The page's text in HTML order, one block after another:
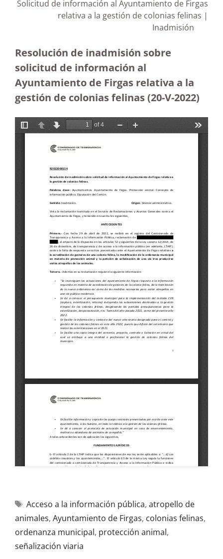
Solicitud de información al Ayuntamiento de Firgas
relativa a la gestión de colonias felinas |
Inadmisión
Resolución de inadmisión sobre
solicitud de información al
Ayuntamiento de Firgas relativa a la
gestión de colonias felinas (20-V-2022)
Acceso a la información pública, atropello de
animales, Ayuntamiento de Firgas, colonias felinas,
ordenanza municipal, protección animal,
señalización viaria